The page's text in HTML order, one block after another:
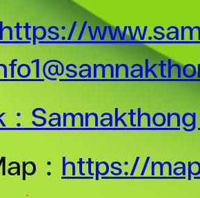
https://
:
: https://